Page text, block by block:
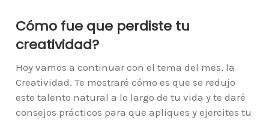
Cómo fue que perdiste tu
creatividad?
Hoy vamos a continuar con el tema del mes, la
Creatividad. Te mostraré cómo es que se redujo
este talento natural a lo largo de tu vida y te daré
consejos prácticos para que apliques y ejercites tu